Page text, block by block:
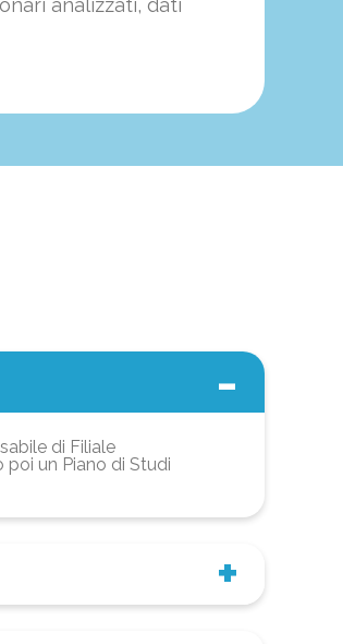
analizzati, dati
di Filiale
un Piano di Studi